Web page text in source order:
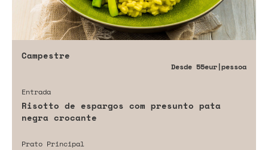
Campestre
Desde 55eur|pessoa
Entrada
Risotto de espargos com presunto pata
negra crocante
Prato Principal